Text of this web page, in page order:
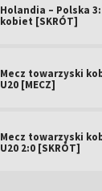
Holandia – Polska
kobiet [SKRÓT]
Mecz towarzyski
U20 [MECZ]
Mecz towarzyski
U20 2:0 [SKRÓT]